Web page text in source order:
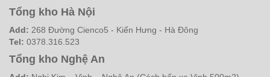
Tổng kho Hà Nội
Add: 268 Đường Cienco5 - Kiến Hưng - Hà Đông
Tel: 0378.316.523
Tổng kho Nghệ An